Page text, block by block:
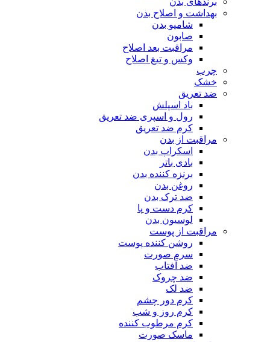
بهداشت و اصلاح بدن
شامپو بدن
صابون
مراقبت بعد اصلاح
وکس و تیغ اصلاح
چرب
خشک
ضد تعریق
باد اسپلش
رول و اسپری ضد تعریق
کرم ضد تعریق
مراقبت از بدن
اسکراپ بدن
بادی باتر
برنزه کننده بدن
روغن بدن
ضد ترک بدن
کرم دست و پا
لوسیون بدن
مراقبت از پوست
روشن کننده پوست
سرم صورت
ضد آفتاب
ضد چروک
ضد لک
کرم دور چشم
کرم روز و شب
کرم مرطوب کننده
ماسک صورت